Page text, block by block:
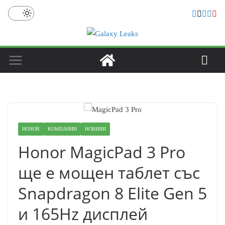
Skip
HONOR КОМПАНИИ НОВИНИ
Honor MagicPad 3 Pro
ще е мощен таблет със
Snapdragon 8 Elite Gen 5
и 165Hz дисплей